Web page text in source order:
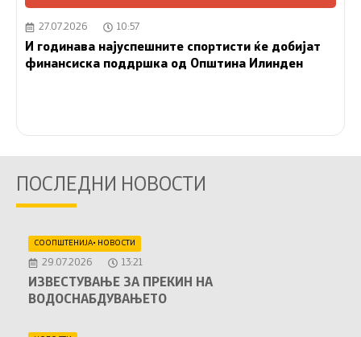
27.07.2026 10:57
И годинава најуспешните спортисти ќе добијат
финансиска поддршка од Општина Илинден
ПОСЛЕДНИ НОВОСТИ
СООПШТЕНИЈА• НОВОСТИ
29.07.2026 13:21
ИЗВЕСТУВАЊЕ ЗА ПРЕКИН НА
ВОДОСНАБДУВАЊЕТО